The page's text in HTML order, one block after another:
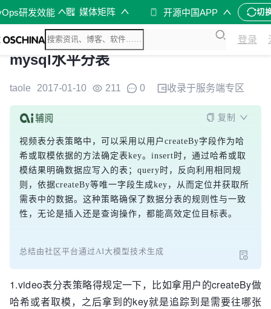
研发效能 媒体矩阵 开源中国APP 切
登录
mysql水平分表
taole 2017-01-10 211 0 收录于服务端专区
复制
视频表分表策略中，可以采用以用户createBy字段作为哈
希或取模依据的方法确定表key。insert时，通过哈希或取
模结果明确数据应写入的表；query时，反向利用相同规
则，依据createBy等唯一字段生成key，从而定位并获取所
需表中的数据。这种策略确保了数据分表的规则性与一致
性，无论是插入还是查询操作，都能高效定位目标表。
总结由社区平台通过AI大模型技术生成
1.video表分表策略得规定一下，比如拿用户的createBy做
哈希或者取模，之后拿到的key就是追踪到是需要往哪张